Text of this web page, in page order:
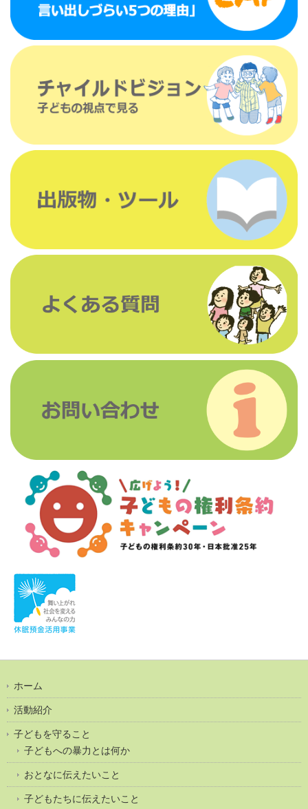
ホーム
活動紹介
子どもを守ること
子どもへの暴力とは何か
おとなに伝えたいこと
子どもたちに伝えたいこと